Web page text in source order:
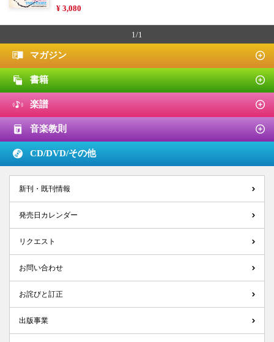
¥ 3,080
1/1
マガジン
書籍
楽譜
音楽教則
CD/DVD/その他
新刊・既刊情報
発売日カレンダー
リクエスト
お問い合わせ
お詫びと訂正
出版事業